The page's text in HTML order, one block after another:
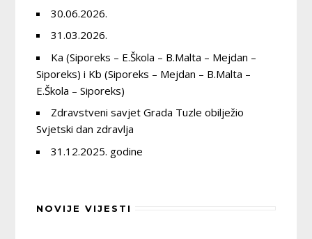
30.06.2026.
31.03.2026.
Ka (Siporeks – E.Škola – B.Malta – Mejdan –
Siporeks) i Kb (Siporeks – Mejdan – B.Malta –
E.Škola – Siporeks)
Zdravstveni savjet Grada Tuzle obilježio
Svjetski dan zdravlja
31.12.2025. godine
NOVIJE VIJESTI